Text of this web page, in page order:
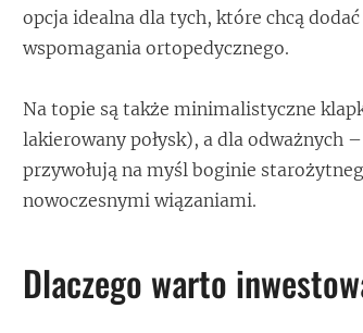
opcja idealna dla tych, które chcą
wspomagania ortopedycznego.
Na topie są także minimalistyczne
lakierowany połysk), a dla odważnych
przywołują na myśl boginie
nowoczesnymi wiązaniami.
Dlaczego warto